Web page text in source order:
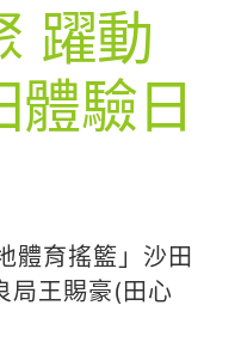
躍動
體驗日
體育搖籃」沙田
局王賜豪(田心